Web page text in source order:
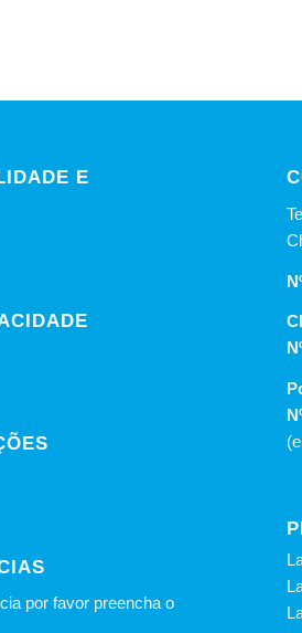
E
por favor preencha o